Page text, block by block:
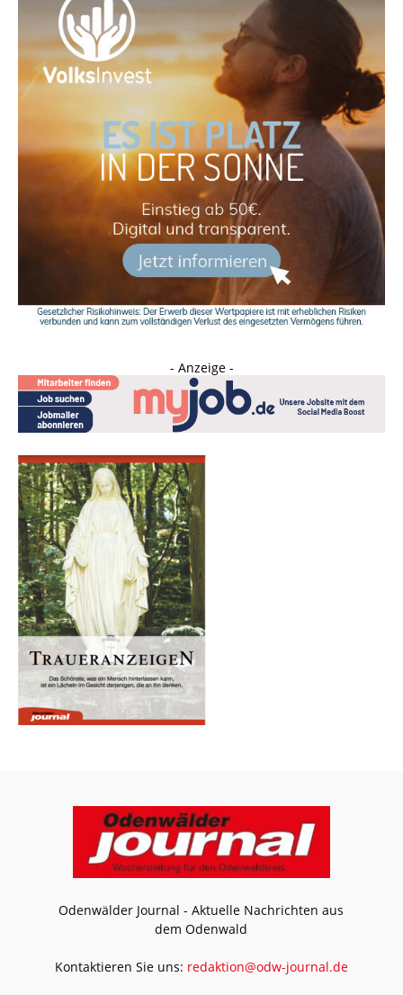
- Anzeige -
Odenwälder Journal - Aktuelle Nachrichten aus
dem Odenwald
Kontaktieren Sie uns: redaktion@odw-journal.de